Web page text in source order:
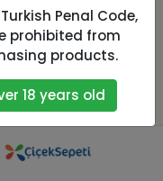
USD
Add to cart
Penal Code,
prohibited from
products.
18 years old